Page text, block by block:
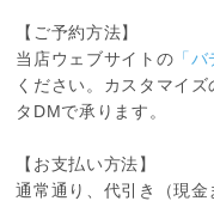
【ご予約方法】
当店ウェブサイトの 「
ください。カスタマイ
タDMで承ります。
【お支払い方法】
通常通り、代引き（現